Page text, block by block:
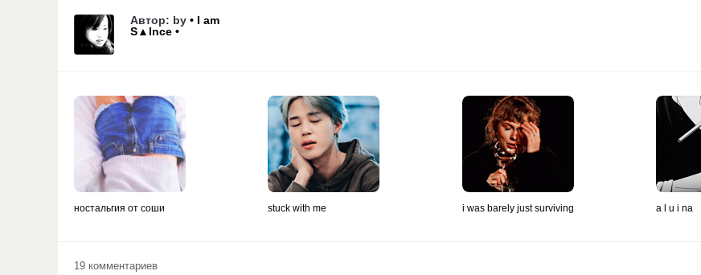
Автор: by • I am
S▲lnce •
ностальгия от соши stuck with me i was barely just surviving a l u i na
19 комментариев